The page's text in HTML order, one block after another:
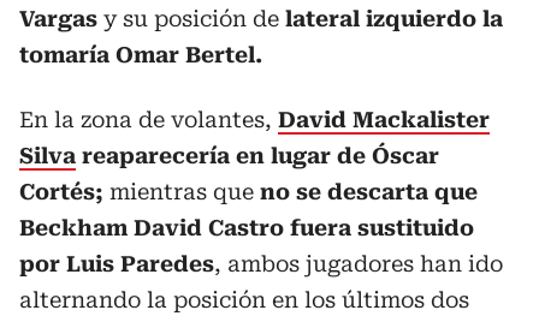
Vargas y su posición de lateral izquierdo la
tomaría Omar Bertel.
En la zona de volantes, David Mackalister
Silva reaparecería en lugar de Óscar
Cortés; mientras que no se descarta que
Beckham David Castro fuera sustituido
por Luis Paredes, ambos jugadores han ido
alternando la posición en los últimos dos